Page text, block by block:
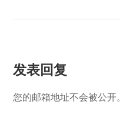
导
发表回复
您的邮箱地址不会被公开。